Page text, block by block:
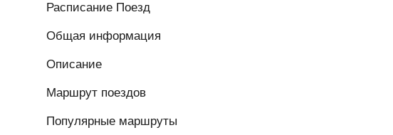
Расписание Поезд
Общая информация
Описание
Маршрут поездов
Популярные маршруты